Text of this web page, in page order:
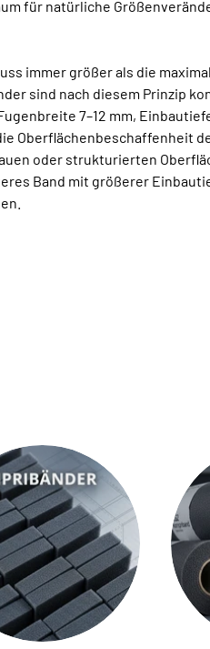
für natürliche
immer größer als die
sind nach diesem Prinzip
7–12 mm, Einbautiefe
Oberflächenbeschaffenheit
oder strukturierten
Band mit größerer